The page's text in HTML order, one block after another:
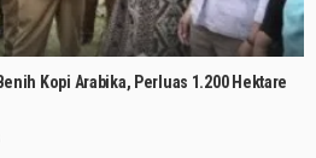
Kopi Arabika, Perluas 1.200 Hektare